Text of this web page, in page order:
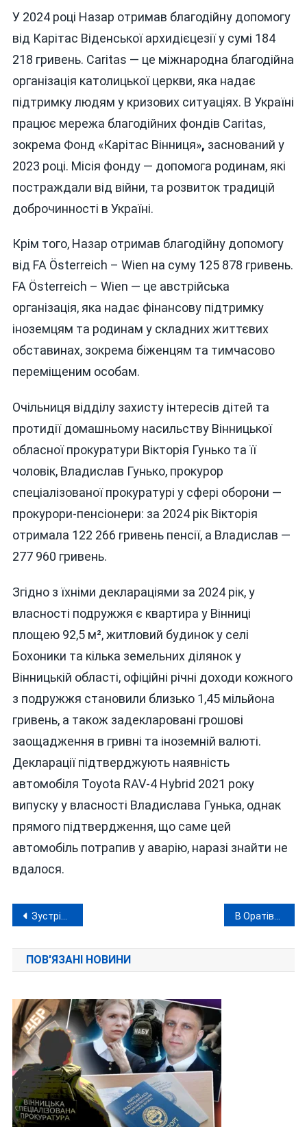
У 2024 році Назар отримав благодійну допомогу
від Карітас Віденської архидієцезії у сумі 184
218 гривень. Caritas — це міжнародна благодійна
організація католицької церкви, яка надає
підтримку людям у кризових ситуаціях. В Україні
працює мережа благодійних фондів Caritas,
зокрема Фонд «Карітас Вінниця», заснований у
2023 році. Місія фонду — допомога родинам, які
постраждали від війни, та розвиток традицій
доброчинності в Україні.
Крім того, Назар отримав благодійну допомогу
від FA Österreich – Wien на суму 125 878 гривень.
FA Österreich – Wien — це австрійська
організація, яка надає фінансову підтримку
іноземцям та родинам у складних життєвих
обставинах, зокрема біженцям та тимчасово
переміщеним особам.
Очільниця відділу захисту інтересів дітей та
протидії домашньому насильству Вінницької
обласної прокуратури Вікторія Гунько та її
чоловік, Владислав Гунько, прокурор
спеціалізованої прокуратурі у сфері оборони —
прокурори-пенсіонери: за 2024 рік Вікторія
отримала 122 266 гривень пенсії, а Владислав —
277 960 гривень.
Згідно з їхніми деклараціями за 2024 рік, у
власності подружжя є квартира у Вінниці
площею 92,5 м², житловий будинок у селі
Бохоники та кілька земельних ділянок у
Вінницькій області, офіційні річні доходи кожного
з подружжя становили близько 1,45 мільйона
гривень, а також задекларовані грошові
заощадження в гривні та іноземній валюті.
Декларації підтверджують наявність
автомобіля Toyota RAV-4 Hybrid 2021 року
випуску у власності Владислава Гунька, однак
прямого підтвердження, що саме цей
автомобіль потрапив у аварію, наразі знайти не
вдалося.
Навігація
записів
Зустріч Трампа з Зеленським: домовилися домовлятися далі В Оратівській громаді «слуга народу» організував розкрадання бюджету
ПОВ'ЯЗАНІ НОВИНИ